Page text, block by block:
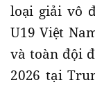
loại giải vô
U19 Việt
và toàn đội
2026 tại